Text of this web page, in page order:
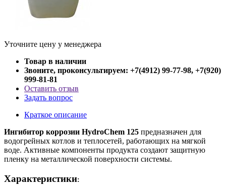
Уточните цену у менеджера
Товар в наличии
Звоните, проконсультируем: +7(4912) 99-77-98, +7(920)
999-81-81
Оставить отзыв
Задать вопрос
Краткое описание
Ингибитор коррозии HydroChem 125 предназначен для
водогрейных котлов и теплосетей, работающих на мягкой
воде. Активные компоненты продукта создают защитную
пленку на металлической поверхности системы.
Характеристики: